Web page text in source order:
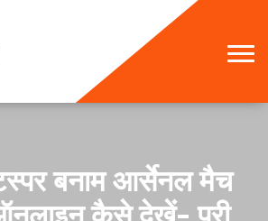
बनाम आर्सेनल मैच